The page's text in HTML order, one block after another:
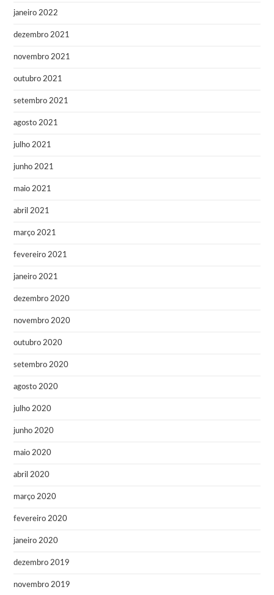
janeiro 2022
dezembro 2021
novembro 2021
outubro 2021
setembro 2021
agosto 2021
julho 2021
junho 2021
maio 2021
abril 2021
março 2021
fevereiro 2021
janeiro 2021
dezembro 2020
novembro 2020
outubro 2020
setembro 2020
agosto 2020
julho 2020
junho 2020
maio 2020
abril 2020
março 2020
fevereiro 2020
janeiro 2020
dezembro 2019
novembro 2019